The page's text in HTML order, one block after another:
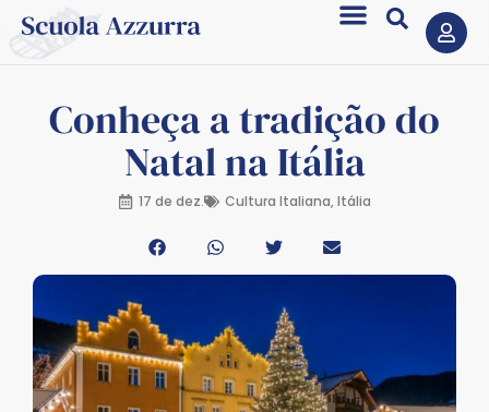
Conheça a tradição do
Natal na Itália
17 de dez. Cultura Italiana, Itália